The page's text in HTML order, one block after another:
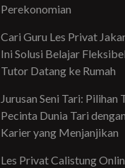
Perekonomian
Cari Guru Les Privat
Ini Solusi Belajar
Tutor Datang ke Rumah
Jurusan Seni Tari: Pilihan
Pecinta Dunia Tari
Karier yang Menjanjikan
Les Privat Calistung